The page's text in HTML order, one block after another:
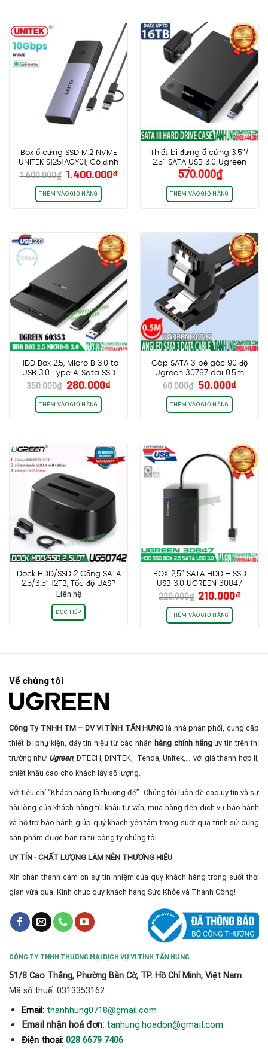
Box ổ cứng SSD M.2 NVME
UNITEK S1251AGY01, Có định
vị toàn cầu Apple Fine My
1.600.000₫ Giá
gốc
là:
1.600.000₫.
1.400.000₫Giá
THÊM VÀO GIỎ HÀNG
Thiết bị đựng ổ cứng 3.5″/
2.5″ SATA USB 3.0 Ugreen
50423 Hỗ Trợ HDD 16TB
Chính Hãng Cao Cấp
570.000₫
THÊM VÀO GIỎ HÀNG
HDD Box 2.5, Micro B 3.0 to
USB 3.0 Type A, Sata SSD
Up To 6 TB – UGREEN
60353
350.000₫ Giá
gốc
là:
350.000₫.
280.000₫Giá
THÊM VÀO GIỎ HÀNG
Cáp SATA 3 bẻ góc 90 độ
Ugreen 30797 dài 0.5m
chính hãng cao cấp
60.000₫ Giá
gốc
là:
60.000₫.
50.000₫Giá
THÊM VÀO GIỎ HÀNG
Dock HDD/SSD 2 Cổng SATA
2.5/3.5″ 12TB, Tốc độ UASP
6Gbps Ugreen
50742/50854
Liên hệ
ĐỌC TIẾP
BOX 2,5″ SATA HDD – SSD
USB 3.0 UGREEN 30847
220.000₫ Giá
gốc
là:
220.000₫.
210.000₫Giá
THÊM VÀO GIỎ HÀNG
Về chúng tôi
Công Ty TNHH TM – DV VI TÍNH TẤN HƯNG là nhà phân phối, cung cấp
thiết bị phụ kiện, dây tín hiệu từ các nhãn hàng chính hãnguy tín trên thị
trường như Ugreen, DTECH, DINTEK, Tenda, Unitek,… với giá thành hợp lí,
chiết khấu cao cho khách lấy số lượng.
Với tiêu chí “Khách hàng là thượng đế”. Chúng tôi luôn đề cao uy tín và sự
hài lòng của khách hàng từ khâu tư vấn, mua hàng đến dịch vụ bảo hành
và hỗ trợ bảo hành giúp quý khách yên tâm trong suốt quá trình sử dụng
sản phẩm được bán ra từ công ty chúng tôi.
UY TÍN - CHẤT LƯỢNG LÀM NÊN THƯƠNG HIỆU
Xin chân thành cảm ơn sự tín nhiệm của quý khách hàng trong suốt thời
gian vừa qua. Kính chúc quý khách hàng Sức Khỏe và Thành Công!
CÔNG TY TNHH THƯƠNG MẠI DỊCH VỤ VI TÍNH TẤN HƯNG
51/8 Cao Thắng, Phường Bàn Cờ, TP. Hồ Chí Minh, Việt Nam
Mã số thuế: 0313353162
Email: thanhhung0718@gmail.com
Email nhận hoá đơn: tanhung.hoadon@gmail.com
Điện thoại: 028 6679 7406